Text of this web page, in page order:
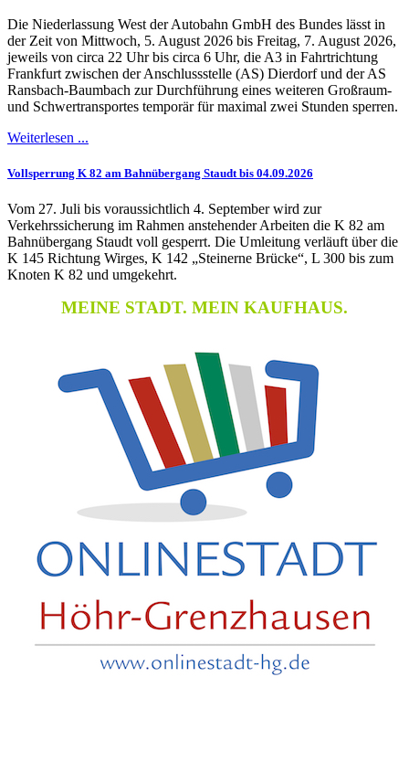
Die Niederlassung West der Autobahn GmbH des Bundes lässt in
der Zeit von Mittwoch, 5. August 2026 bis Freitag, 7. August 2026,
jeweils von circa 22 Uhr bis circa 6 Uhr, die A3 in Fahrtrichtung
Frankfurt zwischen der Anschlussstelle (AS) Dierdorf und der AS
Ransbach-Baumbach zur Durchführung eines weiteren Großraum-
und Schwertransportes temporär für maximal zwei Stunden sperren.
Weiterlesen ...
Vollsperrung K 82 am Bahnübergang Staudt bis 04.09.2026
Vom 27. Juli bis voraussichtlich 4. September wird zur
Verkehrssicherung im Rahmen anstehender Arbeiten die K 82 am
Bahnübergang Staudt voll gesperrt. Die Umleitung verläuft über die
K 145 Richtung Wirges, K 142 „Steinerne Brücke“, L 300 bis zum
Knoten K 82 und umgekehrt.
MEINE STADT. MEIN KAUFHAUS.